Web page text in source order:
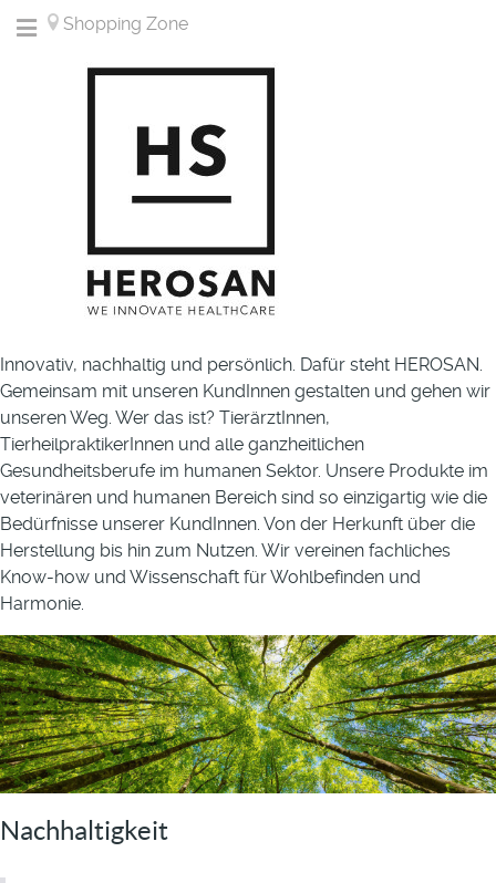
Shopping Zone
Innovativ, nachhaltig und persönlich. Dafür steht HEROSAN.
Gemeinsam mit unseren KundInnen gestalten und gehen wir
unseren Weg. Wer das ist? TierärztInnen,
TierheilpraktikerInnen und alle ganzheitlichen
Gesundheitsberufe im humanen Sektor. Unsere Produkte im
veterinären und humanen Bereich sind so einzigartig wie die
Bedürfnisse unserer KundInnen. Von der Herkunft über die
Herstellung bis hin zum Nutzen. Wir vereinen fachliches
Know-how und Wissenschaft für Wohlbefinden und
Harmonie.
Nachhaltigkeit